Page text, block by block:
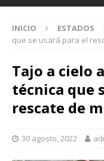
INICIO ESTADOS
que se usará para el
Tajo a cielo
técnica que
rescate de
30 agosto, 2022